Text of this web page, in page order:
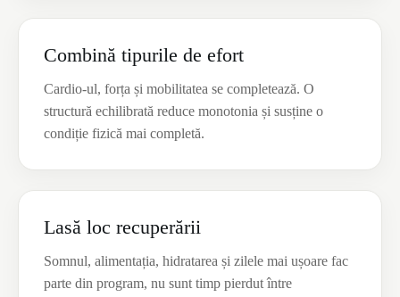
Combină tipurile de efort
Cardio-ul, forța și mobilitatea se completează. O
structură echilibrată reduce monotonia și susține o
condiție fizică mai completă.
Lasă loc recuperării
Somnul, alimentația, hidratarea și zilele mai ușoare fac
parte din program, nu sunt timp pierdut între